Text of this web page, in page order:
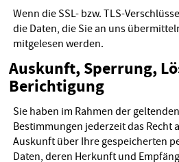
Wenn die SSL- bzw. TLS-
die Daten, die Sie an uns
mitgelesen werden.
Auskunft, Sperrung,
Berichtigung
Sie haben im Rahmen der
Bestimmungen jederzeit das Recht
Auskunft über Ihre gespeicherten
Daten, deren Herkunft und